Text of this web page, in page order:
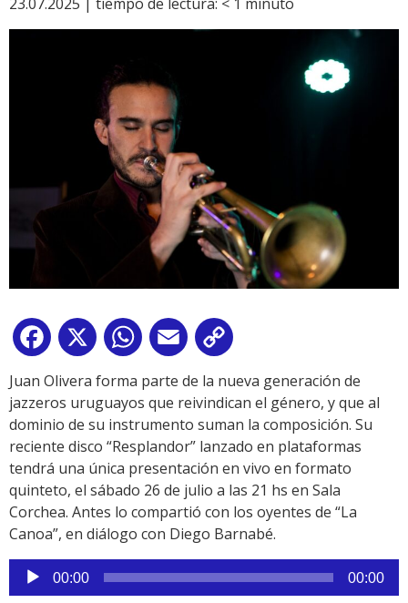
Facebook
X WhatsApp
Email
Link
Juan Olivera forma parte de la nueva generación de
jazzeros uruguayos que reivindican el género, y que al
dominio de su instrumento suman la composición. Su
reciente disco “Resplandor” lanzado en plataformas
tendrá una única presentación en vivo en formato
quinteto, el sábado 26 de julio a las 21 hs en Sala
Corchea. Antes lo compartió con los oyentes de “La
Canoa”, en diálogo con Diego Barnabé.
Reproductor
de
00:00 00:00